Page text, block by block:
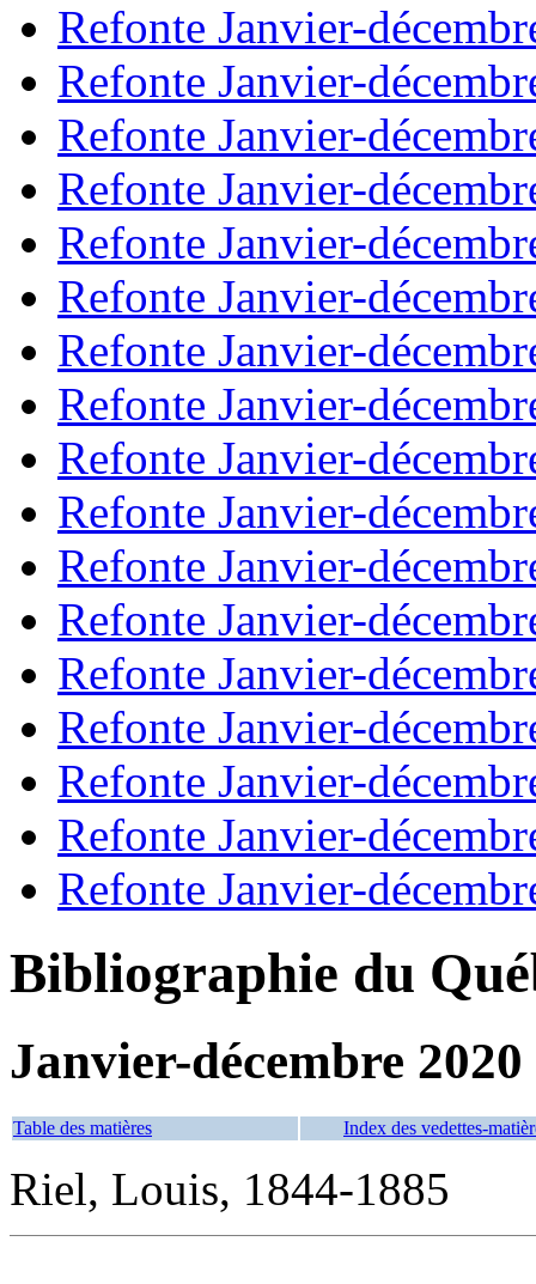
Refonte Janvier-
Refonte Janvier-
Refonte Janvier-
Refonte Janvier-
Refonte Janvier-
Refonte Janvier-
Refonte Janvier-
Refonte Janvier-
Refonte Janvier-
Refonte Janvier-
Refonte Janvier-
Refonte Janvier-
Refonte Janvier-
Refonte Janvier-
Refonte Janvier-
Refonte Janvier-
Refonte Janvier-
Bibliographie du
Janvier-décembre 2020
Table des matières Index des vedettes-
Riel, Louis, 1844-1885